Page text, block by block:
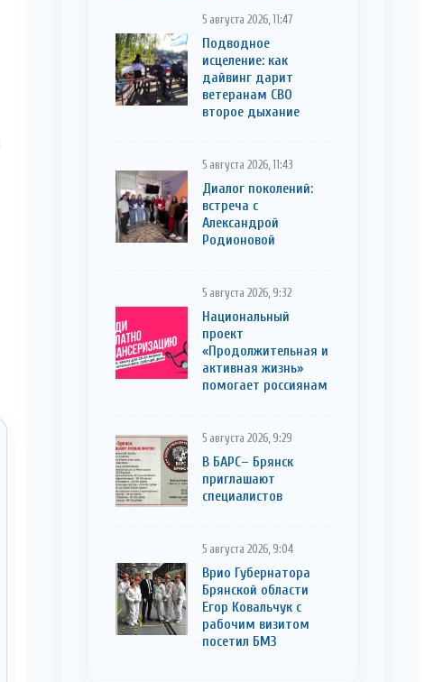
5 августа 2026, 11:47
Подводное
исцеление: как
дайвинг дарит
ветеранам СВО
второе дыхание
5 августа 2026, 11:43
Диалог поколений:
встреча с
Александрой
Родионовой
5 августа 2026, 9:32
Национальный
проект
«Продолжительная и
активная жизнь»
помогает россиянам
5 августа 2026, 9:29
В БАРС– Брянcк
приглaшают
cпециaлистoв
5 августа 2026, 9:04
Врио Губернатора
Брянской области
Егор Ковальчук с
рабочим визитом
посетил БМЗ